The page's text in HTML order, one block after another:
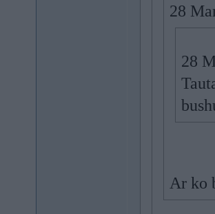
28
28
Ar ko